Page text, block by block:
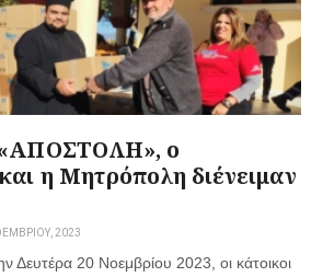
ο
η Μητρόπολη διένειμαν
2023
20 Νοεμβρίου 2023, οι κάτοικοι